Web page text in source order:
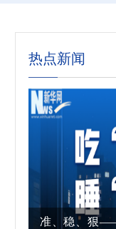
热点新闻
准、稳、狠